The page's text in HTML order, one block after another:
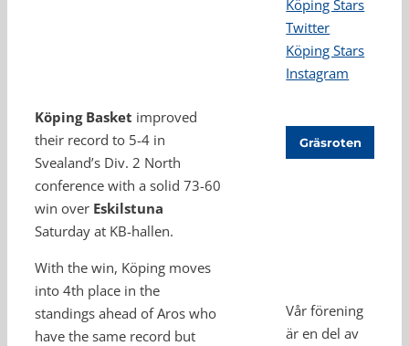
Köping Basket improved
their record to 5-4 in
Svealand’s Div. 2 North
conference with a solid 73-60
win over Eskilstuna
Saturday at KB-hallen.
With the win, Köping moves
into 4th place in the
standings ahead of Aros who
have the same record but
Köping Stars
Twitter
Köping Stars
Instagram
Gräsroten
Vår förening
är en del av